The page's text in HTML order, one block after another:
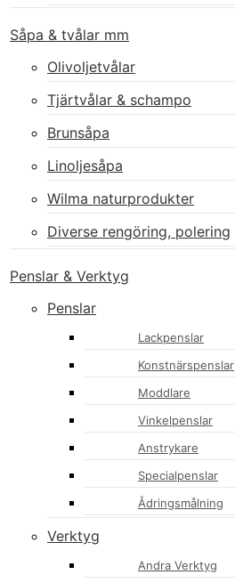
Såpa & tvålar mm
Olivoljetvålar
Tjärtvålar & schampo
Brunsåpa
Linoljesåpa
Wilma naturprodukter
Diverse rengöring, polering
Penslar & Verktyg
Penslar
Lackpenslar
Konstnärspenslar
Moddlare
Vinkelpenslar
Anstrykare
Specialpenslar
Ådringsmålning
Verktyg
Andra Verktyg